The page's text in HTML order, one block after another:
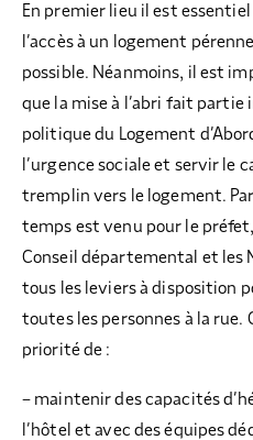
En premier lieu il est
l’accès à un logement
possible. Néanmoins, il est
que la mise à l’abri fait partie
politique du Logement
l’urgence sociale et servir le
tremplin vers le logement.
temps est venu pour le
Conseil départemental et les
tous les leviers à disposition
toutes les personnes à la rue.
priorité de :
– maintenir des capacités
l’hôtel et avec des équipes